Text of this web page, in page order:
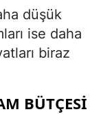
düşük
ise daha
biraz
BÜTÇESI